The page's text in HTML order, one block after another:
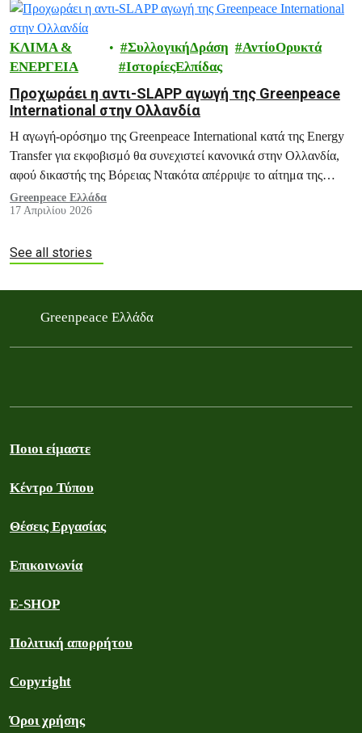
ΚΛΙΜΑ &
ΕΝΕΡΓΕΙΑ
ΣυλλογικήΔράση
ΑντίοΟρυκτά
ΙστορίεςΕλπίδας
Προχωράει η αντι-SLAPP αγωγή της Greenpeace
International στην Ολλανδία
Η αγωγή-ορόσημο της Greenpeace International κατά της Energy
Transfer για εκφοβισμό θα συνεχιστεί κανονικά στην Ολλανδία,
αφού δικαστής της Βόρειας Ντακότα απέρριψε το αίτημα της
εταιρείας για απαγόρευση διεξαγωγής της δίκης.
Greenpeace Ελλάδα
17 Απριλίου 2026
See all stories
Greenpeace Ελλάδα
Ποιοι είμαστε
Κέντρο Τύπου
Θέσεις Εργασίας
Επικοινωνία
E-SHOP
Πολιτική απορρήτου
Copyright
Όροι χρήσης